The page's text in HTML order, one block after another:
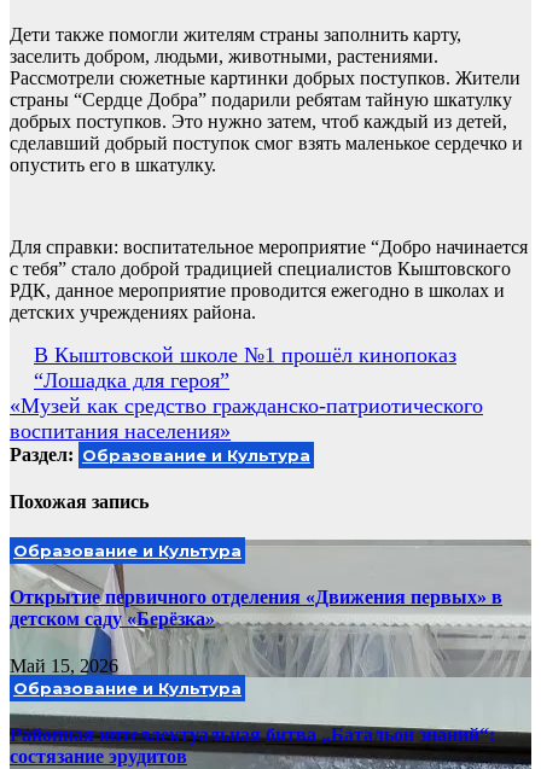
Дети также помогли жителям страны заполнить карту,
заселить добром, людьми, животными, растениями.
Рассмотрели сюжетные картинки добрых поступков. Жители
страны “Сердце Добра” подарили ребятам тайную шкатулку
добрых поступков. Это нужно затем, чтоб каждый из детей,
сделавший добрый поступок смог взять маленькое сердечко и
опустить его в шкатулку.
Для справки: воспитательное мероприятие “Добро начинается
с тебя” стало доброй традицией специалистов Кыштовского
РДК, данное мероприятие проводится ежегодно в школах и
детских учреждениях района.
Навигация
по
записям
В Кыштовской школе №1 прошёл кинопоказ
“Лошадка для героя”
«Музей как средство гражданско-патриотического
воспитания населения»
Раздел: Образование и Культура
Похожая запись
Образование и Культура
Открытие первичного отделения «Движения первых» в
детском саду «Берёзка»
Май 15, 2026
Образование и Культура
Районная интеллектуальная битва „Батальон знаний“:
состязание эрудитов